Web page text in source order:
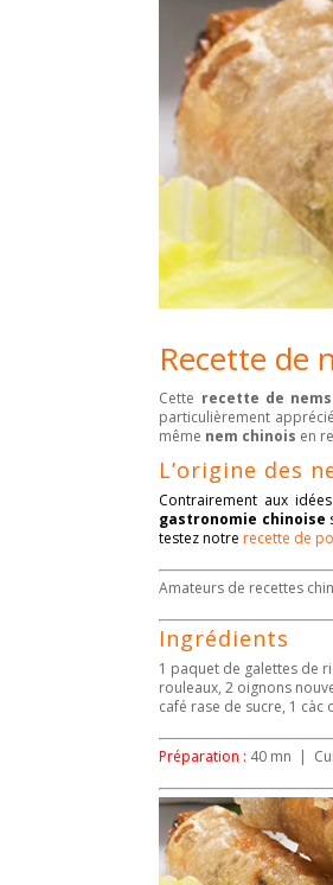
Recette de
Cette recette de
particulièrement
même nem chinois en
L’origine des
Contrairement aux
gastronomie chinoise
testez notre recette de
Amateurs de recettes
Ingrédients
1 paquet de galettes de
rouleaux, 2 oignons
café rase de sucre, 1
Préparation : 40 mn |